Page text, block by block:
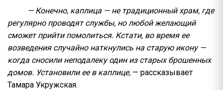
— Конечно, каплица — не традиционный храм, где
регулярно проводят службы, но любой желающий
сможет прийти помолиться. Кстати, во время ее
возведения случайно наткнулись на старую икону —
когда сносили неподалеку один из старых брошенных
домов. Установили ее в каплице, — рассказывает
Тамара Укружская.